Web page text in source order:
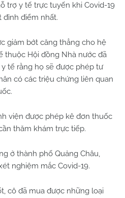
trợ y tế trực tuyến khi Covid-19
đỉnh điểm nhất.
giảm bớt căng thẳng cho hệ
thuộc Hội đồng Nhà nước đã
tế rằng họ sẽ được phép tư
có các triệu chứng liên quan
viện được phép kê đơn thuốc
thăm khám trực tiếp.
ở thành phố Quảng Châu,
nghiệm mắc Covid-19.
cô đã mua được những loại